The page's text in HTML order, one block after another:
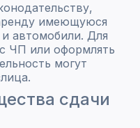
имеющуюся
автомобили. Для
ЧП или оформлять
могут
сдачи